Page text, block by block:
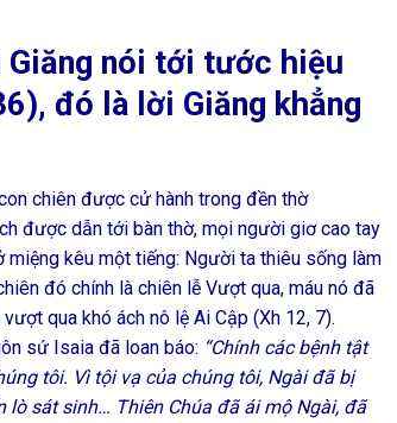
Giăng nói tới tước hiệu
đó là lời Giăng khẳng
chiên được cử hành trong đền thờ
được dẫn tới bàn thờ, mọi người giơ cao tay
kêu một tiếng: Người ta thiêu sống làm
đó chính là chiên lễ Vượt qua, máu nó đã
qua khó ách nô lệ Ai Cập (Xh 12, 7).
sứ Isaia đã loan báo: “Chính các bệnh tật
tôi. Vì tội vạ của chúng tôi, Ngài đã bị
sát sinh… Thiên Chúa đã ái mộ Ngài, đã